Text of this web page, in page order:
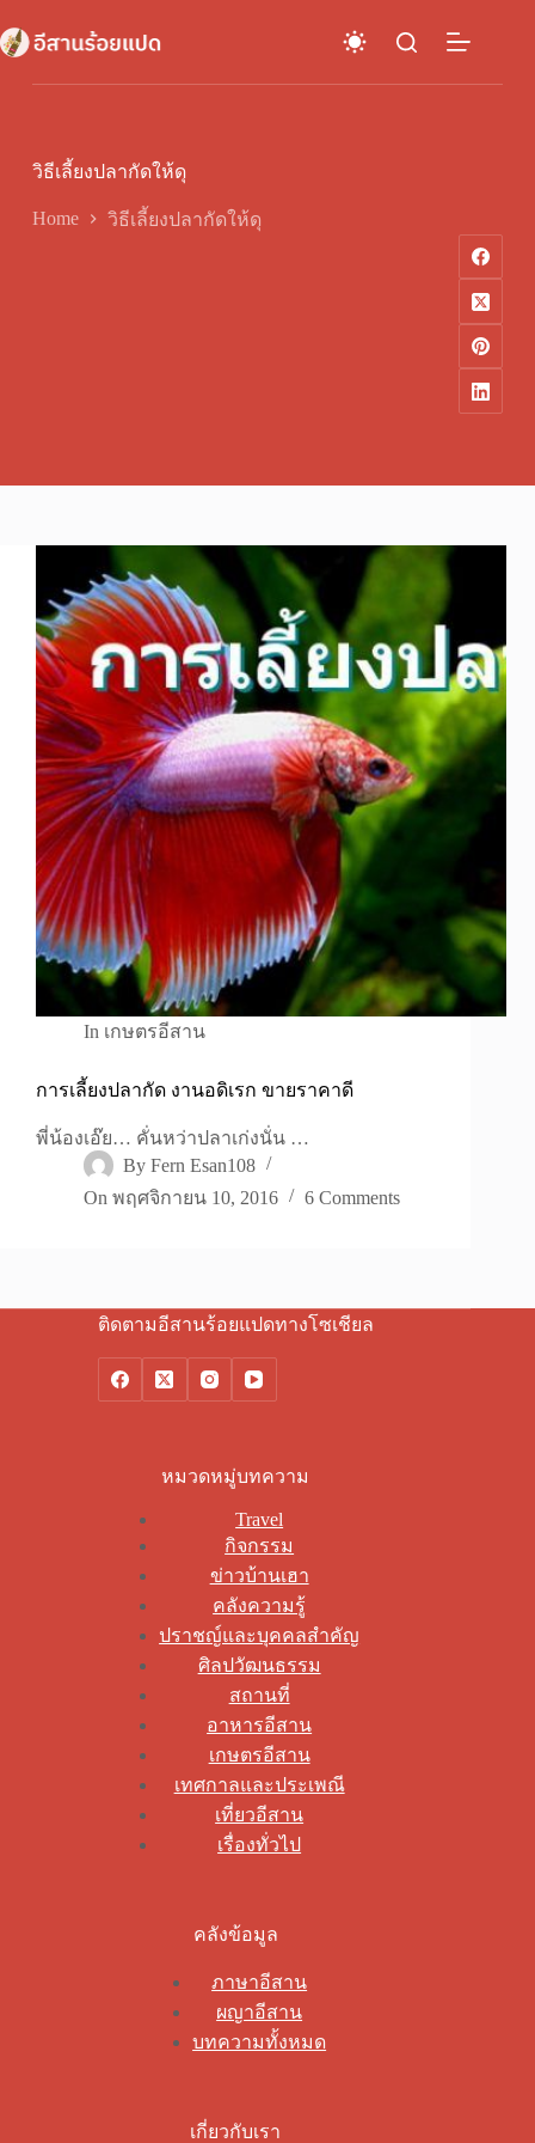
to
content
วิธีเลี้ยงปลากัดให้ดุ
Home วิธีเลี้ยงปลากัดให้ดุ
In เกษตรอีสาน
การเลี้ยงปลากัด งานอดิเรก ขายราคาดี
พี่น้องเอ๊ย… คั่นหว่าปลาเก่งนั่น …
By Fern Esan108
On พฤศจิกายน 10, 2016 6 Comments
ติดตามอีสานร้อยแปดทางโซเชียล
หมวดหมู่บทความ
Travel
กิจกรรม
ข่าวบ้านเฮา
คลังความรู้
ปราชญ์และบุคคลสำคัญ
ศิลปวัฒนธรรม
สถานที่
อาหารอีสาน
เกษตรอีสาน
เทศกาลและประเพณี
เที่ยวอีสาน
เรื่องทั่วไป
คลังข้อมูล
ภาษาอีสาน
ผญาอีสาน
บทความทั้งหมด
เกี่ยวกับเรา